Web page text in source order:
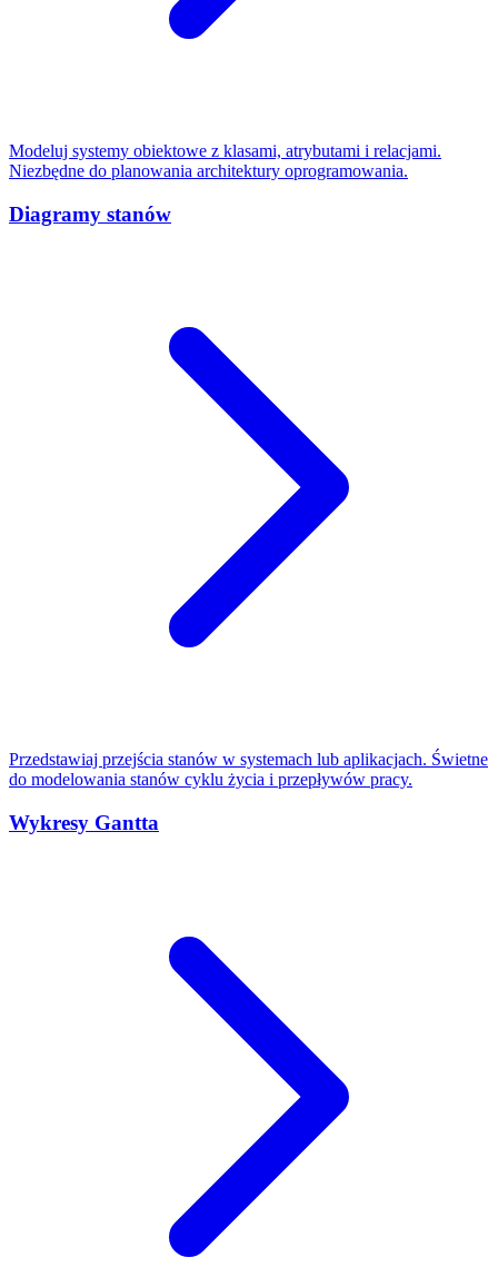
Modeluj systemy obiektowe z klasami, atrybutami i relacjami.
Niezbędne do planowania architektury oprogramowania.
Diagramy stanów
Przedstawiaj przejścia stanów w systemach lub aplikacjach. Świetne
do modelowania stanów cyklu życia i przepływów pracy.
Wykresy Gantta